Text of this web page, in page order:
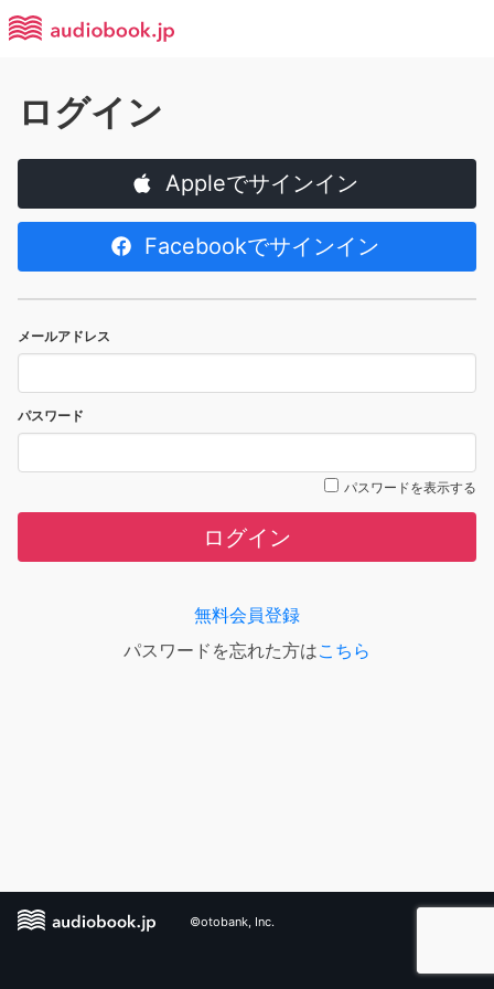
ログイン
Appleでサインイン
Facebookでサインイン
メールアドレス
パスワード
パスワードを表示する
ログイン
無料会員登録
パスワードを忘れた方はこちら
©otobank, Inc.